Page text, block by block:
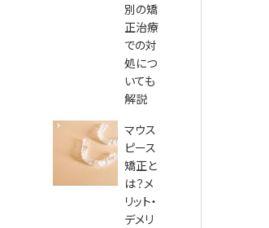
別の矯
正治療
での対
処につ
いても
解説
マウス
ピース
矯正と
は？メ
リット・
デメリ